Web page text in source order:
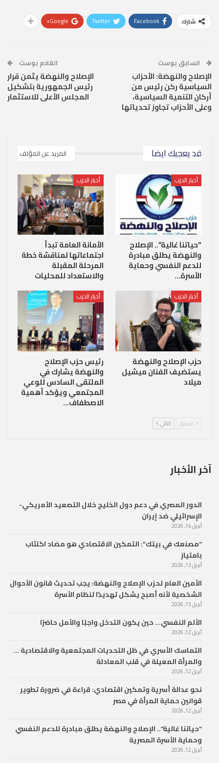
شارك Facebook
Twitter
Google+
السابق بوست
الإصلاح والنهضة: الأحزاب
السياسية ركن رئيس من
أركان التنمية السياسية،
وعلى الأحزاب تجاوز تحدياتها
القادم بوست
الإصلاح والنهضة يثمن قرار
رئيس الجمهورية بتشكيل
المجلس الأعلى للاستثمار
قد يعجبك ايضا المزيد عن المؤلف
أخبار الحزب
“حياتنا غالية”.. الإصلاح
والنهضة يطلق مبادرة
للدعم النفسي وحماية
الأسرة…
أخبار الحزب
الأمانة العامة تبدأ
اجتماعاتها لمناقشة خطة
المرحلة المقبلة
والاستعداد للمحليات
أخبار الحزب
حزب الإصلاح والنهضة
يستضيف الفنان ميشيل
ميلاد
أخبار الحزب
رئيس حزب الإصلاح
والنهضة يشارك في
الملتقى السادس للوعي
المجتمعي ويؤكد أهمية
الاصطفاف…
السابق التالي
آخر الأخبار
الدور المصري في دعم دول الخليج خلال التصعيد الأمريكي-
الإسرائيلي ضد إيران
أبريل 14, 2026
“مصنعك في بيتك”: التمكين الاقتصادي هو مضاد اكتئاب
بامتياز
أبريل 13, 2026
الأمين العام لحزب الإصلاح والنهضة: يجب تحديث قانون الأحوال
الشخصية لأنه أصبح يشكل تهديدًا لنظام الأسرة
أبريل 13, 2026
الألم النفسي… حين يكون التدخل واجبًا والأمل حاضرًا
أبريل 12, 2026
التماسك الأسري في ظل التحديات المجتمعية والاقتصادية …
والمرأة المعيلة في قلب المعادلة
أبريل 12, 2026
نحو عدالة أسرية وتمكين اقتصادي: قراءة في ضرورة تطوير
قوانين حماية المرأة في مصر
أبريل 12, 2026
“حياتنا غالية”.. الإصلاح والنهضة يطلق مبادرة للدعم النفسي
وحماية الأسرة المصرية
أبريل 12, 2026